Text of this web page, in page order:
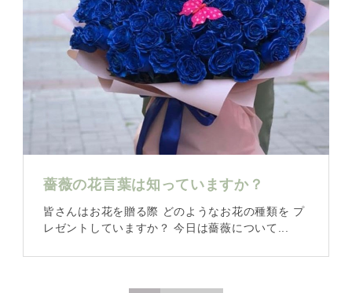
薔薇の花言葉は知っていますか？
皆さんはお花を贈る際 どのようなお花の種類を プ
レゼントしていますか？ 今日は薔薇について...